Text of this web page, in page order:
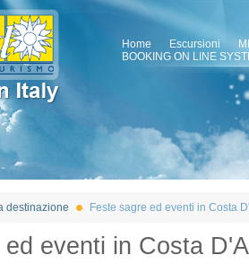
Home Escursioni
BOOKING ON LINE
destinazione Feste sagre ed eventi in Costa
eventi in Costa